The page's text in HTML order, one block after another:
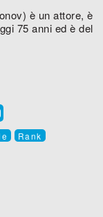
è un attore, è
75 anni ed è del
Rank